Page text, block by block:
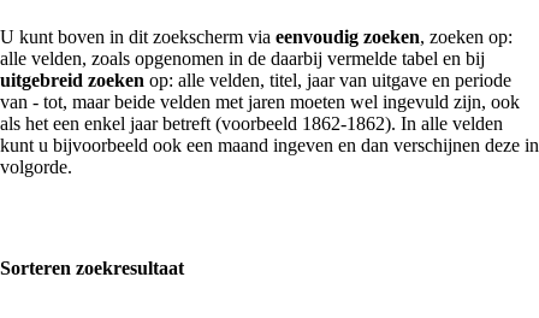
U kunt boven in dit zoekscherm via eenvoudig zoeken, zoeken op:
alle velden, zoals opgenomen in de daarbij vermelde tabel en bij
uitgebreid zoeken op: alle velden, titel, jaar van uitgave en periode
van - tot, maar beide velden met jaren moeten wel ingevuld zijn, ook
als het een enkel jaar betreft (voorbeeld 1862-1862). In alle velden
kunt u bijvoorbeeld ook een maand ingeven en dan verschijnen deze in
volgorde.
Sorteren zoekresultaat